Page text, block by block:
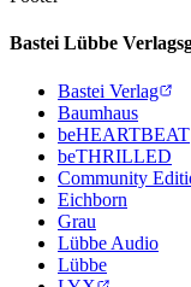
Bastei Lübbe
Bastei Verlag
Baumhaus
beHEARTBEAT
beTHRILLED
Community
Eichborn
Grau
Lübbe Audio
Lübbe